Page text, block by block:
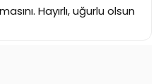
Hayırlı, uğurlu olsun